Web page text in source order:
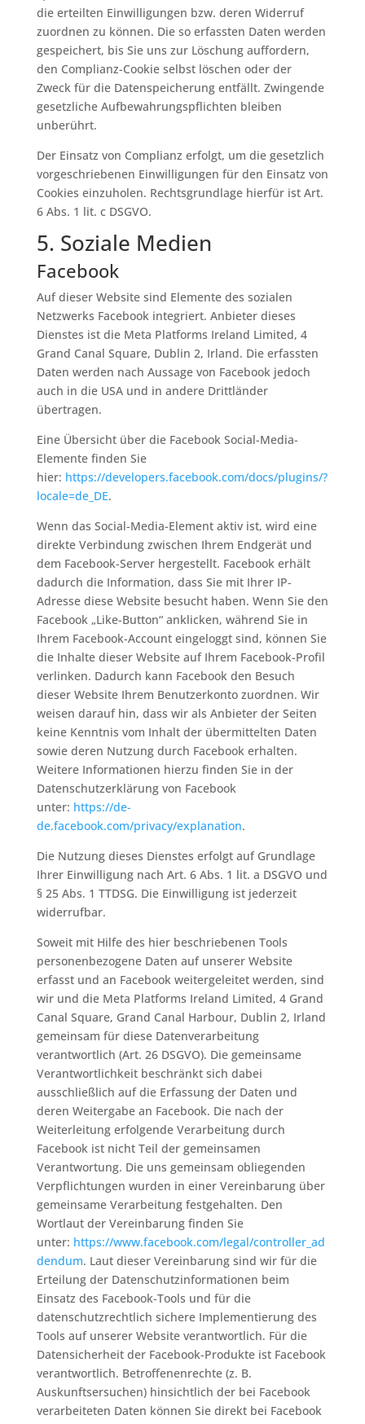
die erteilten Einwilligungen bzw. deren Widerruf
zuordnen zu können. Die so erfassten Daten werden
gespeichert, bis Sie uns zur Löschung auffordern,
den Complianz-Cookie selbst löschen oder der
Zweck für die Datenspeicherung entfällt. Zwingende
gesetzliche Aufbewahrungspflichten bleiben
unberührt.
Der Einsatz von Complianz erfolgt, um die gesetzlich
vorgeschriebenen Einwilligungen für den Einsatz von
Cookies einzuholen. Rechtsgrundlage hierfür ist Art.
6 Abs. 1 lit. c DSGVO.
5. Soziale Medien
Facebook
Auf dieser Website sind Elemente des sozialen
Netzwerks Facebook integriert. Anbieter dieses
Dienstes ist die Meta Platforms Ireland Limited, 4
Grand Canal Square, Dublin 2, Irland. Die erfassten
Daten werden nach Aussage von Facebook jedoch
auch in die USA und in andere Drittländer
übertragen.
Eine Übersicht über die Facebook Social-Media-
Elemente finden Sie
hier: https://developers.facebook.com/docs/plugins/?
locale=de_DE.
Wenn das Social-Media-Element aktiv ist, wird eine
direkte Verbindung zwischen Ihrem Endgerät und
dem Facebook-Server hergestellt. Facebook erhält
dadurch die Information, dass Sie mit Ihrer IP-
Adresse diese Website besucht haben. Wenn Sie den
Facebook „Like-Button“ anklicken, während Sie in
Ihrem Facebook-Account eingeloggt sind, können Sie
die Inhalte dieser Website auf Ihrem Facebook-Profil
verlinken. Dadurch kann Facebook den Besuch
dieser Website Ihrem Benutzerkonto zuordnen. Wir
weisen darauf hin, dass wir als Anbieter der Seiten
keine Kenntnis vom Inhalt der übermittelten Daten
sowie deren Nutzung durch Facebook erhalten.
Weitere Informationen hierzu finden Sie in der
Datenschutzerklärung von Facebook
unter: https://de-
de.facebook.com/privacy/explanation.
Die Nutzung dieses Dienstes erfolgt auf Grundlage
Ihrer Einwilligung nach Art. 6 Abs. 1 lit. a DSGVO und
§ 25 Abs. 1 TTDSG. Die Einwilligung ist jederzeit
widerrufbar.
Soweit mit Hilfe des hier beschriebenen Tools
personenbezogene Daten auf unserer Website
erfasst und an Facebook weitergeleitet werden, sind
wir und die Meta Platforms Ireland Limited, 4 Grand
Canal Square, Grand Canal Harbour, Dublin 2, Irland
gemeinsam für diese Datenverarbeitung
verantwortlich (Art. 26 DSGVO). Die gemeinsame
Verantwortlichkeit beschränkt sich dabei
ausschließlich auf die Erfassung der Daten und
deren Weitergabe an Facebook. Die nach der
Weiterleitung erfolgende Verarbeitung durch
Facebook ist nicht Teil der gemeinsamen
Verantwortung. Die uns gemeinsam obliegenden
Verpflichtungen wurden in einer Vereinbarung über
gemeinsame Verarbeitung festgehalten. Den
Wortlaut der Vereinbarung finden Sie
unter: https://www.facebook.com/legal/controller_ad
dendum. Laut dieser Vereinbarung sind wir für die
Erteilung der Datenschutzinformationen beim
Einsatz des Facebook-Tools und für die
datenschutzrechtlich sichere Implementierung des
Tools auf unserer Website verantwortlich. Für die
Datensicherheit der Facebook-Produkte ist Facebook
verantwortlich. Betroffenenrechte (z. B.
Auskunftsersuchen) hinsichtlich der bei Facebook
verarbeiteten Daten können Sie direkt bei Facebook